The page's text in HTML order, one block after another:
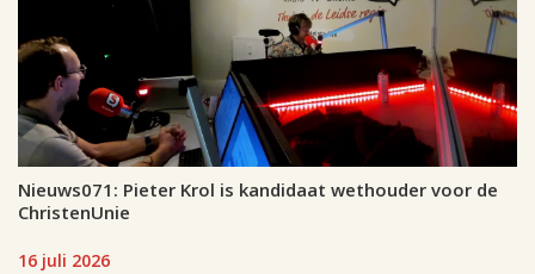
Nieuws071: Pieter Krol is kandidaat wethouder voor de
ChristenUnie
16 juli 2026